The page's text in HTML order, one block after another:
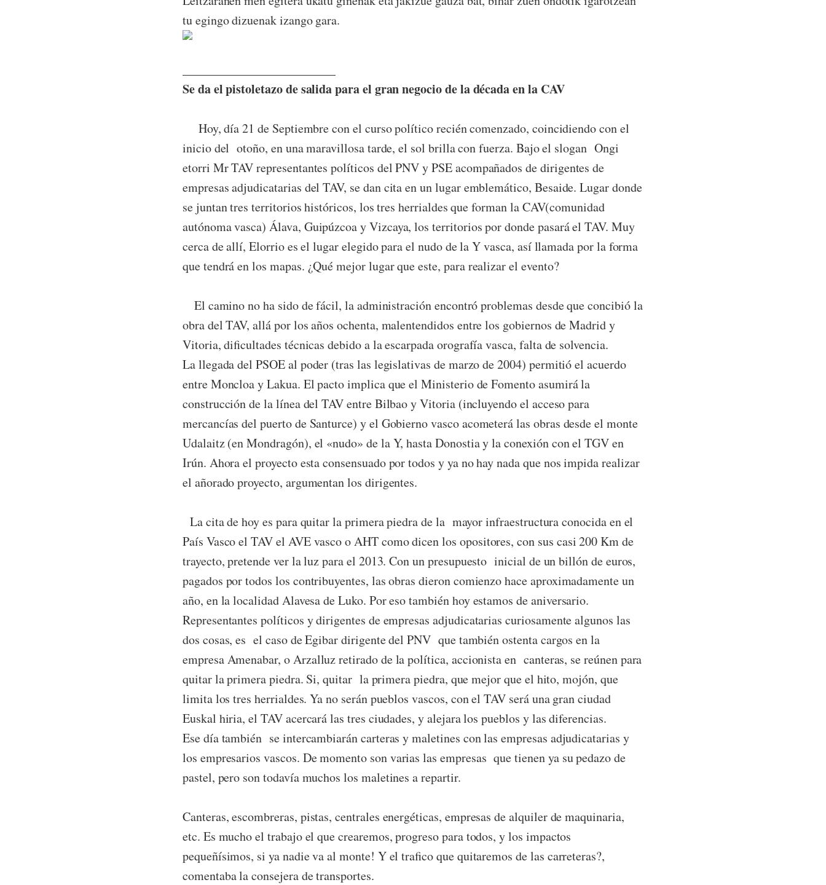
tu egingo dizuenak izango gara.
Se da el pistoletazo de salida para el gran negocio de la década en la CAV
Hoy, día 21 de Septiembre con el curso político recién comenzado, coincidiendo con el
inicio del otoño, en una maravillosa tarde, el sol brilla con fuerza. Bajo el slogan Ongi
etorri Mr TAV representantes políticos del PNV y PSE acompañados de dirigentes de
empresas adjudicatarias del TAV, se dan cita en un lugar emblemático, Besaide. Lugar donde
se juntan tres territorios históricos, los tres herrialdes que forman la CAV(comunidad
autónoma vasca) Álava, Guipúzcoa y Vizcaya, los territorios por donde pasará el TAV. Muy
cerca de allí, Elorrio es el lugar elegido para el nudo de la Y vasca, así llamada por la forma
que tendrá en los mapas. ¿Qué mejor lugar que este, para realizar el evento?
El camino no ha sido de fácil, la administración encontró problemas desde que concibió la
obra del TAV, allá por los años ochenta, malentendidos entre los gobiernos de Madrid y
Vitoria, dificultades técnicas debido a la escarpada orografía vasca, falta de solvencia.
La llegada del PSOE al poder (tras las legislativas de marzo de 2004) permitió el acuerdo
entre Moncloa y Lakua. El pacto implica que el Ministerio de Fomento asumirá la
construcción de la línea del TAV entre Bilbao y Vitoria (incluyendo el acceso para
mercancías del puerto de Santurce) y el Gobierno vasco acometerá las obras desde el monte
Udalaitz (en Mondragón), el «nudo» de la Y, hasta Donostia y la conexión con el TGV en
Irún. Ahora el proyecto esta consensuado por todos y ya no hay nada que nos impida realizar
el añorado proyecto, argumentan los dirigentes.
La cita de hoy es para quitar la primera piedra de la mayor infraestructura conocida en el
País Vasco el TAV el AVE vasco o AHT como dicen los opositores, con sus casi 200 Km de
trayecto, pretende ver la luz para el 2013. Con un presupuesto inicial de un billón de euros,
pagados por todos los contribuyentes, las obras dieron comienzo hace aproximadamente un
año, en la localidad Alavesa de Luko. Por eso también hoy estamos de aniversario.
Representantes políticos y dirigentes de empresas adjudicatarias curiosamente algunos las
dos cosas, es el caso de Egibar dirigente del PNV que también ostenta cargos en la
empresa Amenabar, o Arzalluz retirado de la política, accionista en canteras, se reúnen para
quitar la primera piedra. Si, quitar la primera piedra, que mejor que el hito, mojón, que
limita los tres herrialdes. Ya no serán pueblos vascos, con el TAV será una gran ciudad
Euskal hiria, el TAV acercará las tres ciudades, y alejara los pueblos y las diferencias.
Ese día también se intercambiarán carteras y maletines con las empresas adjudicatarias y
los empresarios vascos. De momento son varias las empresas que tienen ya su pedazo de
pastel, pero son todavía muchos los maletines a repartir.
Canteras, escombreras, pistas, centrales energéticas, empresas de alquiler de maquinaria,
etc. Es mucho el trabajo el que crearemos, progreso para todos, y los impactos
pequeñísimos, si ya nadie va al monte! Y el trafico que quitaremos de las carreteras?,
comentaba la consejera de transportes.